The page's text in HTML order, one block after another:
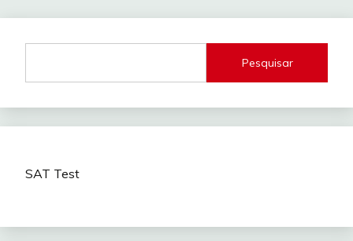
Pesquisar
SAT Test